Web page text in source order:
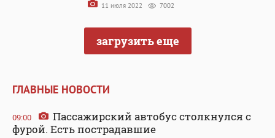
11 июля 2022 7002
загрузить еще
ГЛАВНЫЕ НОВОСТИ
09:00
Пассажирский автобус столкнулся с
фурой. Есть пострадавшие